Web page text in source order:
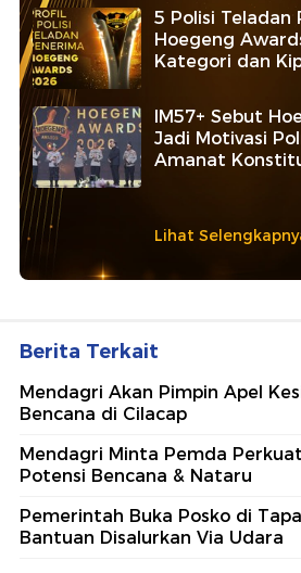
5 Polisi Teladan
Hoegeng
Kategori dan
IM57+ Sebut
Jadi Motivasi
Amanat
Lihat
Berita Terkait
Mendagri Akan Pimpin Apel
Bencana di Cilacap
Mendagri Minta Pemda
Potensi Bencana & Nataru
Pemerintah Buka Posko di
Bantuan Disalurkan Via Udara